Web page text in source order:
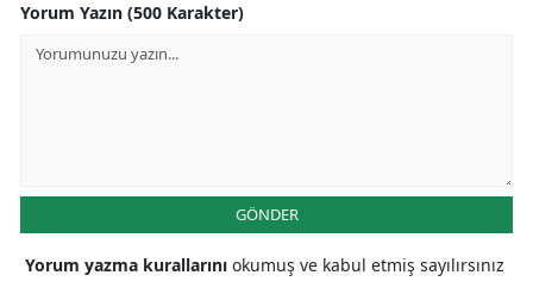
Yorum Yazın (500 Karakter)
GÖNDER
Yorum yazma kurallarını okumuş ve kabul etmiş sayılırsınız